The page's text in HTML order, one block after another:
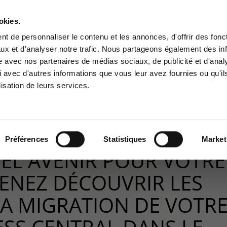
de personnaliser le contenu et les annonces, d'offrir des
et d'analyser notre trafic. Nous partageons également des
avec nos partenaires de médias sociaux, de publicité et
d'autres informations que vous leur avez fournies ou
de leurs services.
Préférences Statistiques
Contactez-nous
Clients
à la zone d'information
client
Centre de services
+32(0)800/12.712
+32(0)800/12.812
Nl)
+352 8002 45 46
(Luxembourg - Fr)
support-cpld@keyes.eu
BUSINESS SOLUTIONS CYBER SÉCURITÉ GOUVERNANCE
AVENIR POUR VOTRE
DÉCOUVRIR LES
MIGRATION DE VOTRE